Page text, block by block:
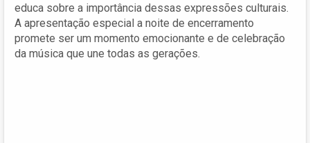
educa sobre a importância dessas expressões culturais.
A apresentação especial a noite de encerramento
promete ser um momento emocionante e de celebração
da música que une todas as gerações.